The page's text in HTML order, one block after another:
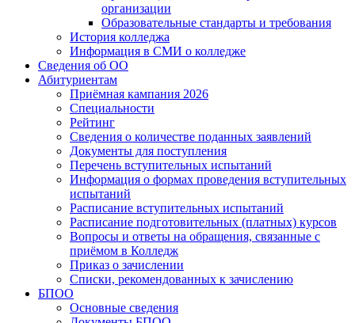
организации
Образовательные стандарты и требования
История колледжа
Информация в СМИ о колледже
Сведения об ОО
Абитуриентам
Приёмная кампания 2026
Специальности
Рейтинг
Сведения о количестве поданных заявлений
Документы для поступления
Перечень вступительных испытаний
Информация о формах проведения вступительных
испытаний
Расписание вступительных испытаний
Расписание подготовительных (платных) курсов
Вопросы и ответы на обращения, связанные с
приёмом в Колледж
Приказ о зачислении
Списки, рекомендованных к зачислению
БПОО
Основные сведения